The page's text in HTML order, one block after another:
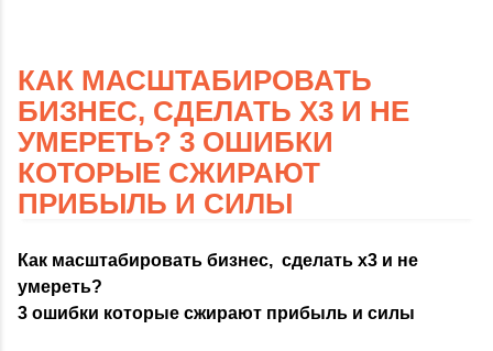
КАК МАСШТАБИРОВАТЬ
БИЗНЕС, СДЕЛАТЬ X3 И НЕ
УМЕРЕТЬ? 3 ОШИБКИ
КОТОРЫЕ СЖИРАЮТ
ПРИБЫЛЬ И СИЛЫ
Как масштабировать бизнес, сделать x3 и не
умереть?
3 ошибки которые сжирают прибыль и силы